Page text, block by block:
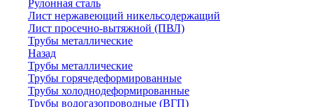
Рулонная сталь
Лист нержавеющий никельсодержащий
Лист просечно-вытяжной (ПВЛ)
Трубы металлические
Назад
Трубы металлические
Трубы горячедеформированные
Трубы холоднодеформированные
Трубы водогазопроводные (ВГП)